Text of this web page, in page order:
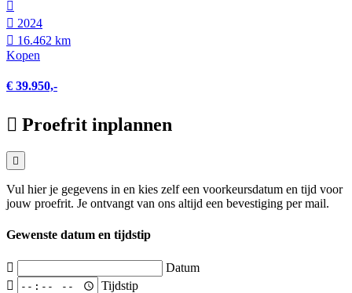
2024
16.462 km
Kopen
€ 39.950,-
Proefrit inplannen
Vul hier je gegevens in en kies zelf een voorkeursdatum en tijd voor
jouw proefrit. Je ontvangt van ons altijd een bevestiging per mail.
Gewenste datum en tijdstip
Datum
Tijdstip